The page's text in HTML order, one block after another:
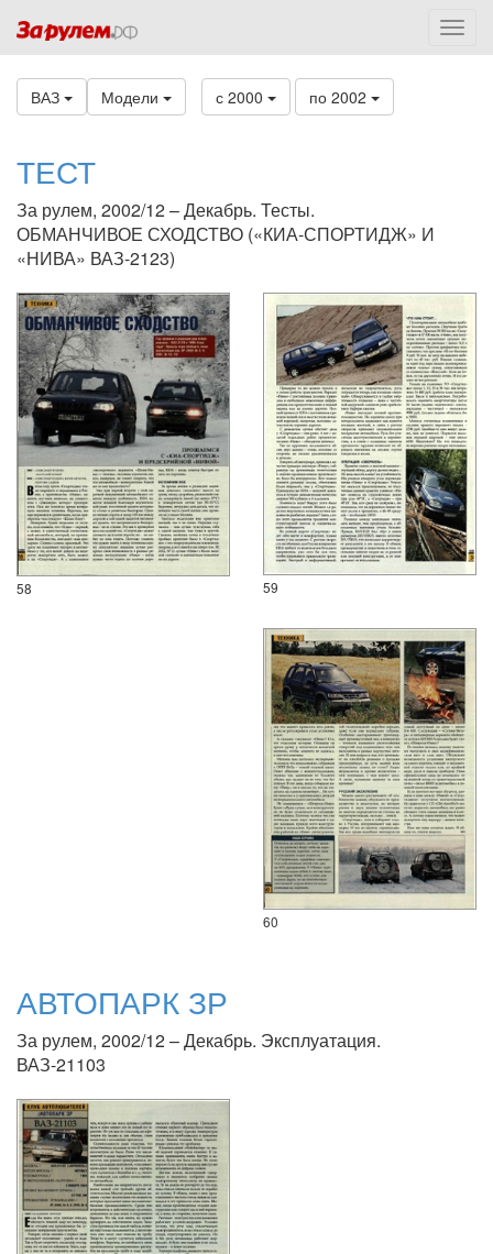
ВАЗ Модели с 2000 по 2002
ТЕСТ
За рулем, 2002/12 – Декабрь. Тесты.
ОБМАНЧИВОЕ СХОДСТВО («КИА-СПОРТИДЖ» И
«НИВА» ВАЗ-2123)
58 59
60
АВТОПАРК ЗР
За рулем, 2002/12 – Декабрь. Эксплуатация.
ВАЗ-21103